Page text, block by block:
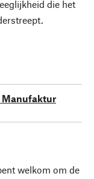
die het
Manufaktur
welkom om de